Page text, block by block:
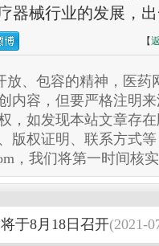
器械行业的发展，
【
放、包容的精神，医药
内容，但要严格注明
，如发现本站文章存
版权证明、联系方式
，我们将第一时间核
于8月18日召开(2021-